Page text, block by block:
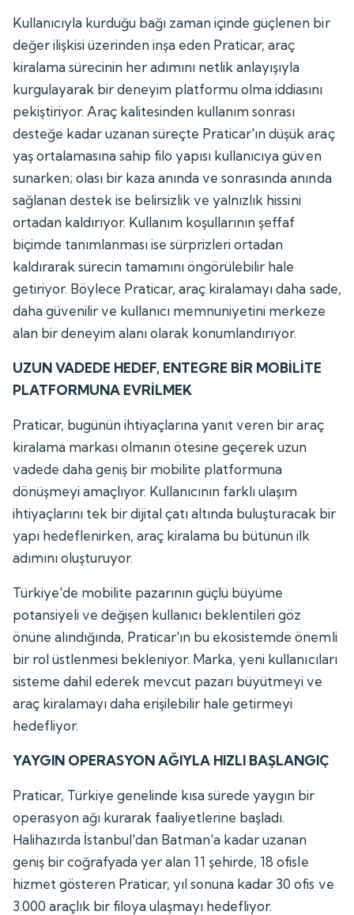
Kullanıcıyla kurduğu bağı zaman içinde güçlenen bir
değer ilişkisi üzerinden inşa eden Praticar, araç
kiralama sürecinin her adımını netlik anlayışıyla
kurgulayarak bir deneyim platformu olma iddiasını
pekiştiriyor. Araç kalitesinden kullanım sonrası
desteğe kadar uzanan süreçte Praticar'ın düşük araç
yaş ortalamasına sahip filo yapısı kullanıcıya güven
sunarken; olası bir kaza anında ve sonrasında anında
sağlanan destek ise belirsizlik ve yalnızlık hissini
ortadan kaldırıyor. Kullanım koşullarının şeffaf
biçimde tanımlanması ise sürprizleri ortadan
kaldırarak sürecin tamamını öngörülebilir hale
getiriyor. Böylece Praticar, araç kiralamayı daha sade,
daha güvenilir ve kullanıcı memnuniyetini merkeze
alan bir deneyim alanı olarak konumlandırıyor.
UZUN VADEDE HEDEF, ENTEGRE BİR MOBİLİTE
PLATFORMUNA EVRİLMEK
Praticar, bugünün ihtiyaçlarına yanıt veren bir araç
kiralama markası olmanın ötesine geçerek uzun
vadede daha geniş bir mobilite platformuna
dönüşmeyi amaçlıyor. Kullanıcının farklı ulaşım
ihtiyaçlarını tek bir dijital çatı altında buluşturacak bir
yapı hedeflenirken, araç kiralama bu bütünün ilk
adımını oluşturuyor.
Türkiye'de mobilite pazarının güçlü büyüme
potansiyeli ve değişen kullanıcı beklentileri göz
önüne alındığında, Praticar'ın bu ekosistemde önemli
bir rol üstlenmesi bekleniyor. Marka, yeni kullanıcıları
sisteme dahil ederek mevcut pazarı büyütmeyi ve
araç kiralamayı daha erişilebilir hale getirmeyi
hedefliyor.
YAYGIN OPERASYON AĞIYLA HIZLI BAŞLANGIÇ
Praticar, Türkiye genelinde kısa sürede yaygın bir
operasyon ağı kurarak faaliyetlerine başladı.
Halihazırda İstanbul'dan Batman'a kadar uzanan
geniş bir coğrafyada yer alan 11 şehirde, 18 ofisle
hizmet gösteren Praticar, yıl sonuna kadar 30 ofis ve
3.000 araçlık bir filoya ulaşmayı hedefliyor.